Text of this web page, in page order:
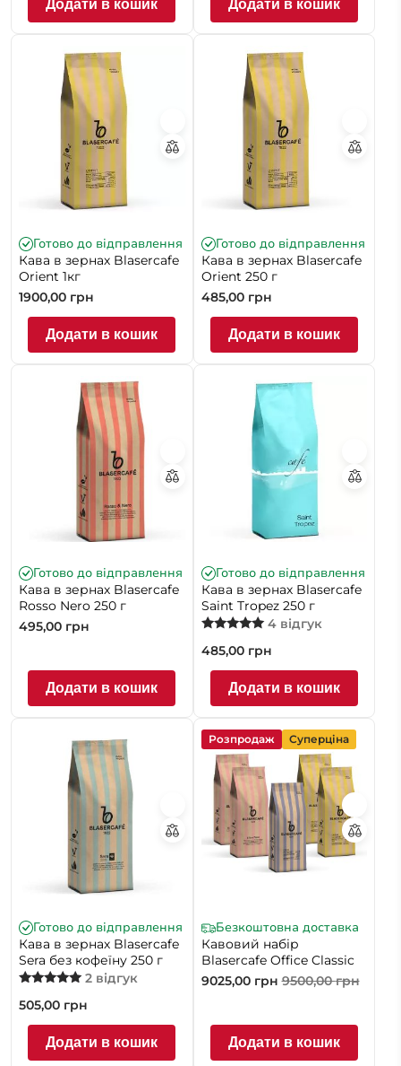
Додати в кошик Додати в кошик
Готово до відправлення
Кава в зернах Blasercafe
Orient 1кг
1900,00 грн
Додати в кошик
Готово до відправлення
Кава в зернах Blasercafe
Orient 250 г
485,00 грн
Додати в кошик
Готово до відправлення
Кава в зернах Blasercafe
Rosso Nero 250 г
495,00 грн
Додати в кошик
Готово до відправлення
Кава в зернах Blasercafe
Saint Tropez 250 г
5.00
4 відгук
485,00 грн
Додати в кошик
Готово до відправлення
Кава в зернах Blasercafe
Sera без кофеїну 250 г
5.00
2 відгук
505,00 грн
Додати в кошик
Розпродаж Суперціна
Безкоштовна доставка
Кавовий набір
Blasercafe Office Classic
9025,00 грн 9500,00грн
Додати в кошик